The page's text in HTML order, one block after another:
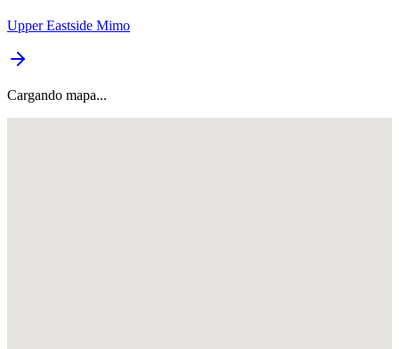
Upper Eastside Mimo
Cargando mapa...